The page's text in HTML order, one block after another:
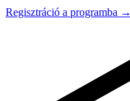
Regisztráció a programba →